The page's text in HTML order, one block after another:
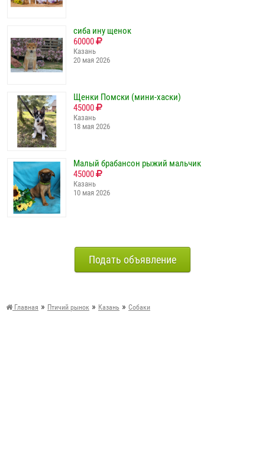
сиба ину щенок
60000
Казань
20 мая 2026
Щенки Помски (мини-хаски)
45000
Казань
18 мая 2026
Малый брабансон рыжий мальчик
45000
Казань
10 мая 2026
Подать объявление
Главная » Птичий рынок » Казань » Собаки